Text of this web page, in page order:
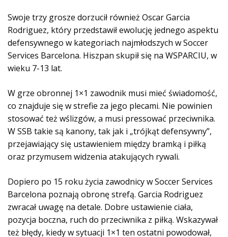
Swoje trzy grosze dorzucił również Oscar Garcia
Rodriguez, który przedstawił ewolucję jednego aspektu
defensywnego w kategoriach najmłodszych w Soccer
Services Barcelona. Hiszpan skupił się na WSPARCIU, w
wieku 7-13 lat.
W grze obronnej 1×1 zawodnik musi mieć świadomość,
co znajduje się w strefie za jego plecami. Nie powinien
stosować też wślizgów, a musi pressować przeciwnika.
W SSB takie są kanony, tak jak i „trójkąt defensywny”,
przejawiający się ustawieniem między bramką i piłką
oraz przymusem widzenia atakujących rywali.
Dopiero po 15 roku życia zawodnicy w Soccer Services
Barcelona poznają obronę strefą. Garcia Rodriguez
zwracał uwagę na detale. Dobre ustawienie ciała,
pozycja boczna, ruch do przeciwnika z piłką. Wskazywał
też błędy, kiedy w sytuacji 1×1 ten ostatni powodował,